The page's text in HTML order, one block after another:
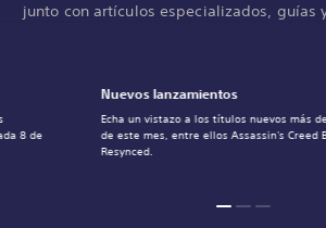
junto con artículos especializados, guías
Nuevos lanzamientos
Echa un vistazo a los títulos nuevos más
de este mes, entre ellos Assassin's Creed
Resynced.
8 de